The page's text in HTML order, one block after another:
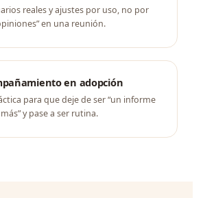
reales y ajustes por uso, no por
en una reunión.
en adopción
para que deje de ser “un informe
más” y pase a ser rutina.